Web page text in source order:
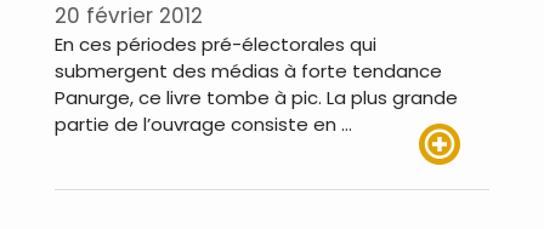
20 février 2012
En ces périodes pré-électorales qui
submergent des médias à forte tendance
Panurge, ce livre tombe à pic. La plus grande
partie de l’ouvrage consiste en …